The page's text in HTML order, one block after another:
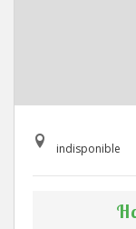
indisponible